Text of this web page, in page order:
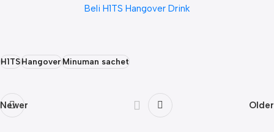
Beli H1TS Hangover Drink
H1TSHangoverMinuman sachet
Newer Older